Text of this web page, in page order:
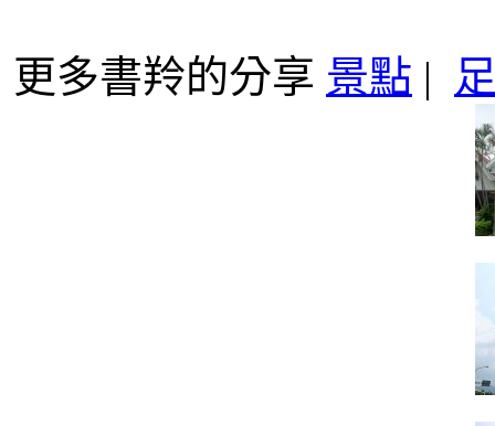
更多書羚的分享 景點 |